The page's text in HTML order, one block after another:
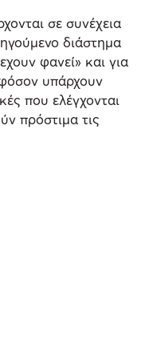
σε συνέχεια
διάστημα
φανεί» και για
υπάρχουν
που ελέγχονται
πρόστιμα τις